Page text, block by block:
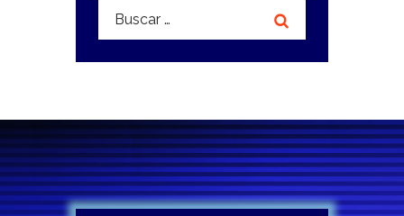
Buscar: